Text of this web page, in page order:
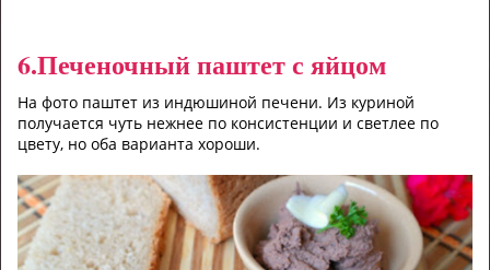
6.Печеночный паштет с яйцом
На фото паштет из индюшиной печени. Из куриной
получается чуть нежнее по консистенции и светлее по
цвету, но оба варианта хороши.